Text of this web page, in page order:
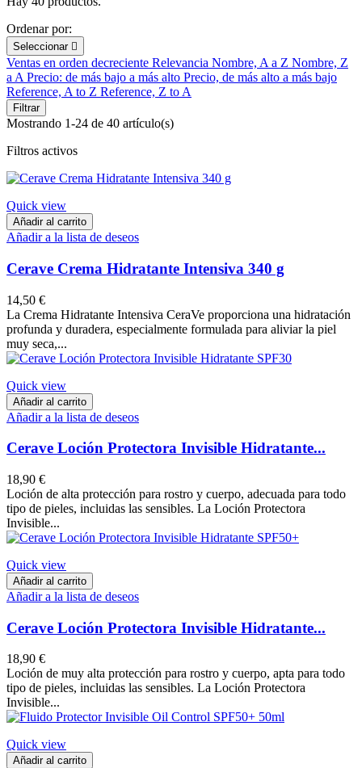
Ordenar por:
Seleccionar 
Ventas en orden decreciente Relevancia Nombre, A a Z Nombre, Z
a A Precio: de más bajo a más alto Precio, de más alto a más bajo
Reference, A to Z Reference, Z to A
Filtrar
Mostrando 1-24 de 40 artículo(s)
Filtros activos
Quick view
Añadir al carrito
Añadir a la lista de deseos
Cerave Crema Hidratante Intensiva 340 g
14,50 €
La Crema Hidratante Intensiva CeraVe proporciona una hidratación
profunda y duradera, especialmente formulada para aliviar la piel
muy seca,...
Quick view
Añadir al carrito
Añadir a la lista de deseos
Cerave Loción Protectora Invisible Hidratante...
18,90 €
Loción de alta protección para rostro y cuerpo, adecuada para todo
tipo de pieles, incluidas las sensibles. La Loción Protectora
Invisible...
Quick view
Añadir al carrito
Añadir a la lista de deseos
Cerave Loción Protectora Invisible Hidratante...
18,90 €
Loción de muy alta protección para rostro y cuerpo, apta para todo
tipo de pieles, incluidas las sensibles. La Loción Protectora
Invisible...
Quick view
Añadir al carrito